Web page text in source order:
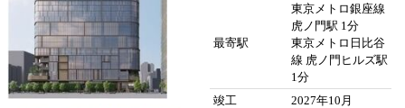
最寄駅
東京メトロ銀座線
虎ノ門駅 1分
東京メトロ日比谷
線 虎ノ門ヒルズ駅
1分
竣工
2027年10月